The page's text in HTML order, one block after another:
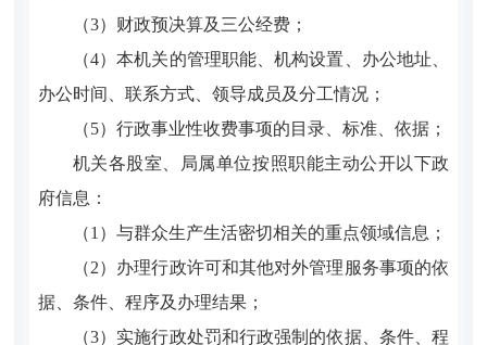
（3）财政预决算及三公经费；
（4）本机关的管理职能、机构设置、办公地址、
办公时间、联系方式、领导成员及分工情况；
（5）行政事业性收费事项的目录、标准、依据；
机关各股室、局属单位按照职能主动公开以下政
府信息：
（1）与群众生产生活密切相关的重点领域信息；
（2）办理行政许可和其他对外管理服务事项的依
据、条件、程序及办理结果；
（3）实施行政处罚和行政强制的依据、条件、程